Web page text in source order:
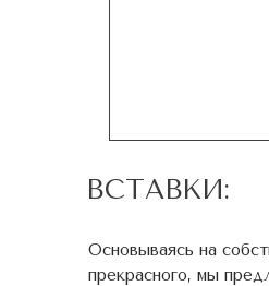
ВСТАВКИ:
Основываясь на
прекрасного, мы